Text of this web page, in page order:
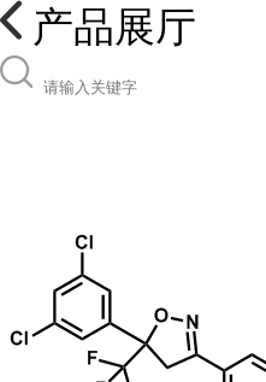
产品展厅